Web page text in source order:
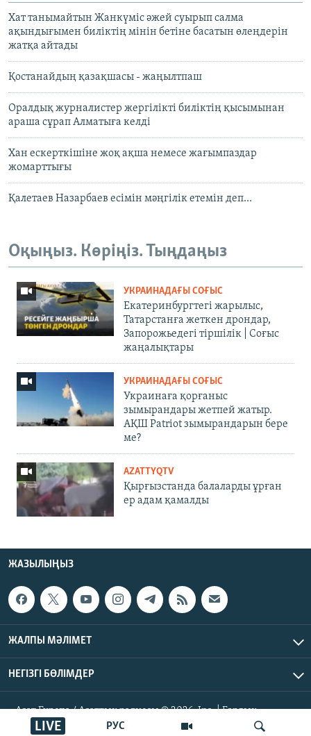
РУС
LIVE
Хат танымайтын Жанкүміс әжей суырып салма
ақындығымен биліктің мінін бетіне басатын өлеңдерін
жатқа айтады
Қостанайдың қазақшасы - жаңылтпаш
Оралдық журналистер жергілікті биліктің қысымынан
араша сұрап Алматыға келді
Хан ескерткішіне жоқ ақша немесе жағымпаздар
жомарттығы
Қалетаев Назарбаев есімін мәңгілік етемін деп...
Оқыңыз. Көріңіз. Тыңдаңыз
УКРАИНАДАҒЫ СОҒЫС
Екатеринбургтегі жарылыс,
Татарстанға жеткен дрондар,
Запорожьедегі тіршілік | Cоғыс
жаңалықтары
УКРАИНАДАҒЫ СОҒЫС
Украинаға қорғаныс
зымырандары жетпей жатыр.
АҚШ Patriot зымырандарын бере
ме?
AZATTYQTV
Қырғызстанда балаларды ұрған
ер адам қамалды
ЖАЗЫЛЫҢЫЗ
ЖАЛПЫ МӘЛІМЕТ
НЕГІЗГІ БӨЛІМДЕР
Азат Еуропа / Азаттық радиосы © 2026, Inc. | Барлық
құқықтары қорғалған